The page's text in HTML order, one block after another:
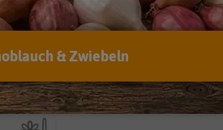
Lebensdauer
Pflanzen werden kategorisiert in:
mehrjährig.
& Zwiebeln